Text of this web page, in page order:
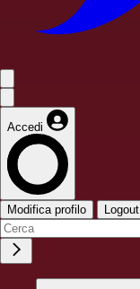
Accedi
Modifica profilo Logout